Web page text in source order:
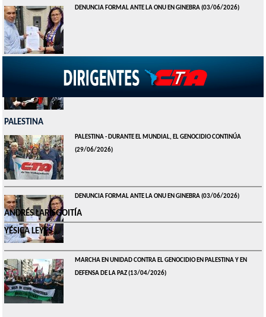
DENUNCIA FORMAL ANTE LA ONU EN GINEBRA(03/06/2026)
LA CTA PARTICIPÓ DEL ENCUENTRO POR LOS DIEZ AÑOS DE NODAL
(16/05/2023)
PALESTINA
PALESTINA - DURANTE EL MUNDIAL, EL GENOCIDIO CONTINÚA
(29/06/2026)
DENUNCIA FORMAL ANTE LA ONU EN GINEBRA(03/06/2026)
MARCHA EN UNIDAD CONTRA EL GENOCIDIO EN PALESTINA Y EN
DEFENSA DE LA PAZ(13/04/2026)
ANDRÉS LARISGOITÍA
YÉSICA LEYES